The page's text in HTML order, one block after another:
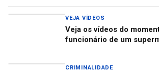
VEJA VÍDEOS
Veja os vídeos do
funcionário de um
CRIMINALIDADE